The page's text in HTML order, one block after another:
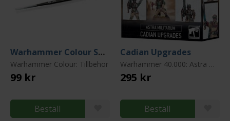
Warhammer Colour Small Layer Brush
Warhammer Colour: Tillbehör
99 kr
Beställ
Cadian Upgrades
Warhammer 40.000: Astra Militarum (Imperial Guard)
295 kr
Beställ